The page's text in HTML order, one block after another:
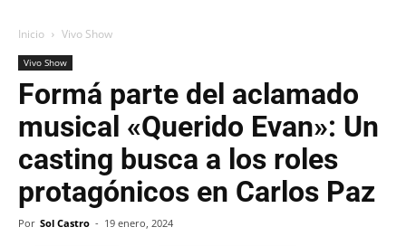
Inicio Vivo Show
Vivo Show
Formá parte del aclamado
musical «Querido Evan»: Un
casting busca a los roles
protagónicos en Carlos Paz
Por Sol Castro - 19 enero, 2024